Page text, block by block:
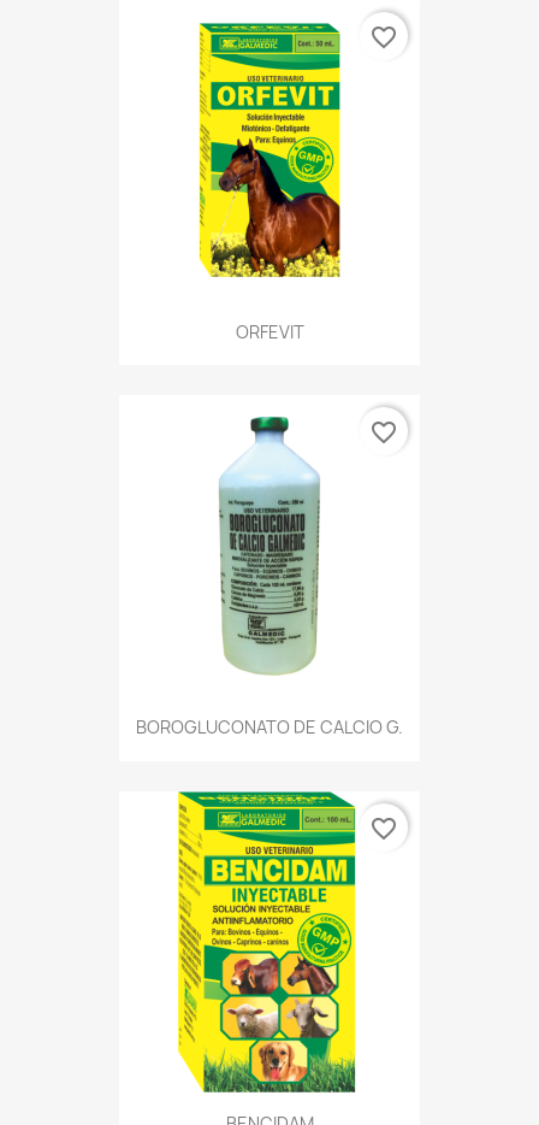
ORFEVIT
favorite_border
BOROGLUCONATO DE CALCIO G.
favorite_border
favorite_border